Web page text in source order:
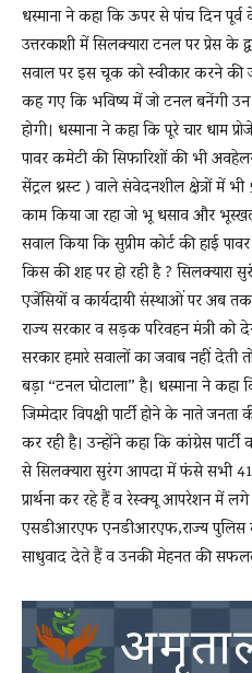
धस्माना ने कहा कि ऊपर से पांच दिन
उत्तरकाशी में सिलक्यारा टनल पर प्रेस के
सवाल पर इस चूक को स्वीकार करने
कह गए कि भविष्य में जो टनल बनेंगी उन
होगी। धस्माना ने कहा कि पूरे चार धाम
पावर कमेटी की सिफारिशों की भी
सेंट्रल थ्रस्ट ) वाले संवेदनशील क्षेत्रों में
काम किया जा रहा जो भू धसाव और
सवाल किया कि सुप्रीम कोर्ट की हाई
किस की शह पर हो रही है ? सिलक्यारा
एजेंसियों व कार्यदायी संस्थाओं पर अब
राज्य सरकार व सड़क परिवहन मंत्री को
सरकार हमारे सवालों का जवाब नहीं
बड़ा “टनल घोटाला” है। धस्माना ने
जिम्मेदार विपक्षी पार्टी होने के नाते
कर रही है। उन्होंने कहा कि कांग्रेस
से सिलक्यारा सुरंग आपदा में फंसे सभी
प्रार्थना कर रहे हैं व रेस्क्यू आपरेशन में
एसडीआरएफ एनडीआरएफ,राज्य पुलिस व
साधुवाद देते हैं व उनकी मेहनत की